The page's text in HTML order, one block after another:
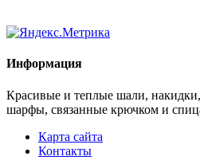
Информация
Красивые и теплые шали,
шарфы, связанные крючком и
Карта сайта
Контакты